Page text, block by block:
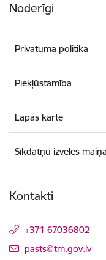
Noderīgi
Privātuma politika
Piekļūstamība
Lapas karte
Sīkdatņu izvēles maiņa
Kontakti
+371 67036802
E-pasts:
pasts@tm.gov.lv